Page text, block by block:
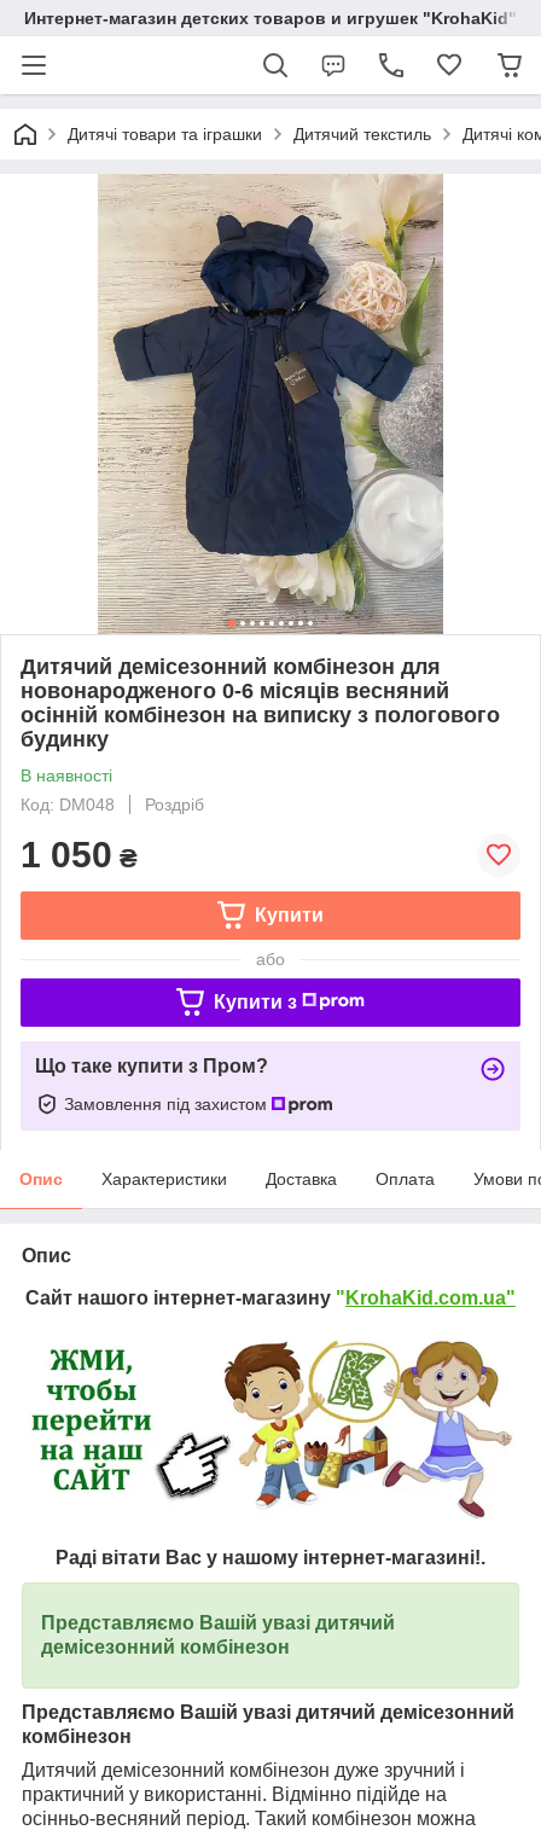
Интернет-магазин детских товаров и игрушек "KrohaKid"
Дитячі товари та іграшки Дитячий текстиль Дитячі
Дитячий демісезонний комбінезон для
новонародженого 0-6 місяців весняний
осінній комбінезон на виписку з пологового
будинку
В наявності
Код: DM048
Роздріб
1 050 ₴
Купити
або
Купити з
Що таке купити з Пром?
Замовлення під захистом
Опис Характеристики Доставка Оплата Умови
Опис
Сайт нашого інтернет-магазину " KrohaKid.com.ua"
Раді вітати Вас у нашому інтернет-магазині!.
Представляємо Вашій увазі дитячий
демісезонний комбінезон
Представляємо Вашій увазі дитячий демісезонний
комбінезон
Дитячий демісезонний комбінезон дуже зручний і
практичний у використанні. Відмінно підійде на
осінньо-весняний період. Такий комбінезон можна